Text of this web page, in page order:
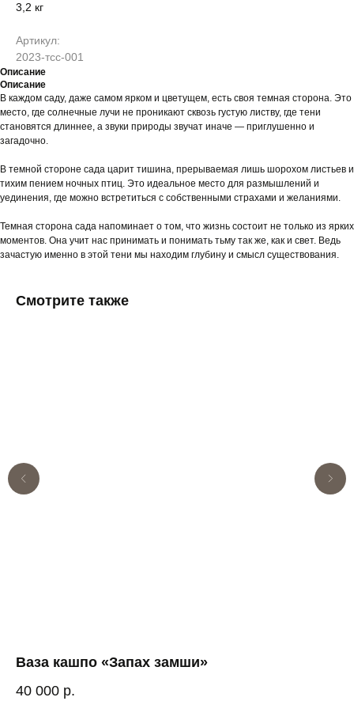
3,2 кг
Артикул:
2023-тсс-001
Описание
Описание
В каждом саду, даже самом ярком и цветущем, есть своя темная сторона. Это
место, где солнечные лучи не проникают сквозь густую листву, где тени
становятся длиннее, а звуки природы звучат иначе — приглушенно и
загадочно.
В темной стороне сада царит тишина, прерываемая лишь шорохом листьев и
тихим пением ночных птиц. Это идеальное место для размышлений и
уединения, где можно встретиться с собственными страхами и желаниями.
Темная сторона сада напоминает о том, что жизнь состоит не только из ярких
моментов. Она учит нас принимать и понимать тьму так же, как и свет. Ведь
зачастую именно в этой тени мы находим глубину и смысл существования.
Смотрите также
Ваза кашпо «Запах замши»
40 000 р.